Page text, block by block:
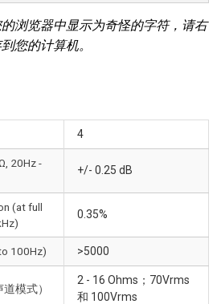
浏览器中显示为奇怪的字符，请右
您的计算机。
4
20Hz -
+/- 0.25 dB
(at full
0.35%
100Hz) >5000
模式）
2 - 16 Ohms；70Vrms
和 100Vrms